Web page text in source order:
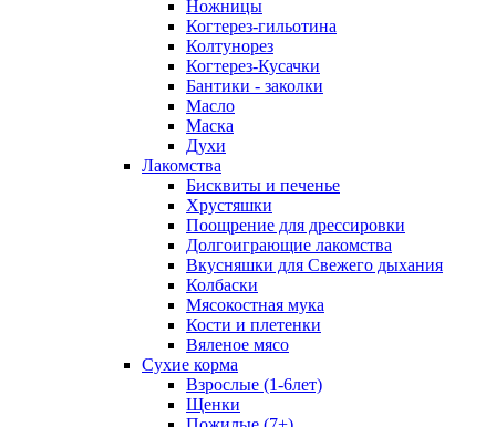
Ножницы
Когтерез-гильотина
Колтунорез
Когтерез-Кусачки
Бантики - заколки
Масло
Маска
Духи
Лакомства
Бисквиты и печенье
Хрустяшки
Поощрение для дрессировки
Долгоиграющие лакомства
Вкусняшки для Свежего дыхания
Колбаски
Мясокостная мука
Кости и плетенки
Вяленое мясо
Сухие корма
Взрослые (1-6лет)
Щенки